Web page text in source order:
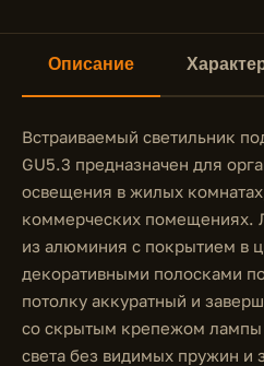
Описание
Встраиваемый светильник
GU5.3 предназначен для
освещения в жилых
коммерческих помещениях.
из алюминия с покрытием в
декоративными полосками
потолку аккуратный и
со скрытым крепежом лампы
света без видимых пружин